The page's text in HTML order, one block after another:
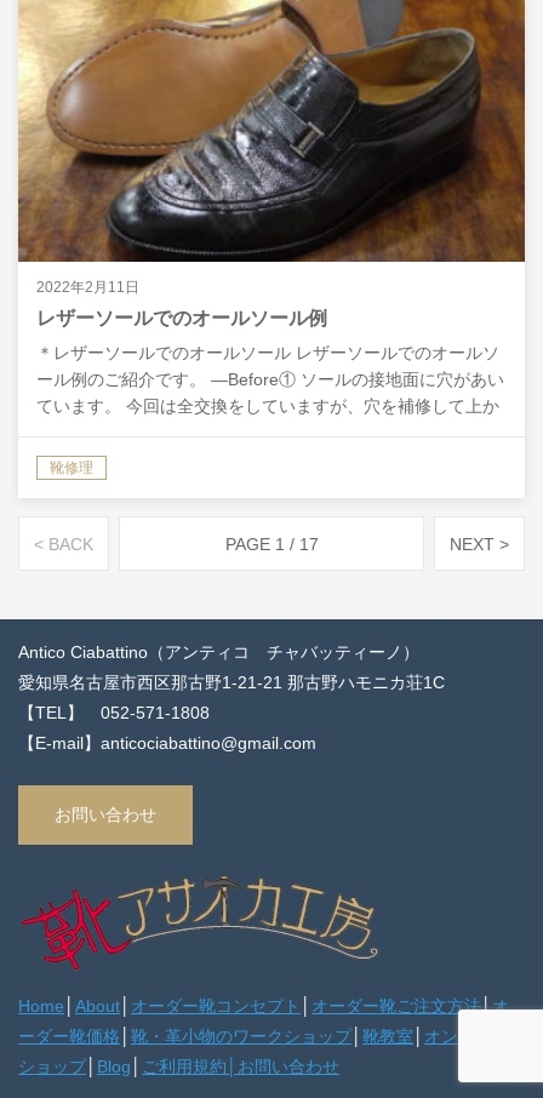
2022年2月11日
レザーソールでのオールソール例
＊レザーソールでのオールソール レザーソールでのオールソ
ール例のご紹介です。 ―Before① ソールの接地面に穴があい
ています。 今回は全交換をしていますが、穴を補修して上か
靴修理
< BACK PAGE 1 / 17 NEXT >
Antico Ciabattino（アンティコ チャバッティーノ）
愛知県名古屋市西区那古野1-21-21 那古野ハモニカ荘1C
【TEL】 052-571-1808
【E-mail】anticociabattino@gmail.com
お問い合わせ
Home About オーダー靴コンセプト オーダー靴ご注文方法│オ
ーダー靴価格
靴・革小物のワークショップ│ 靴教室
オンライン
ショップ│ Blog ご利用規約 お問い合わせ